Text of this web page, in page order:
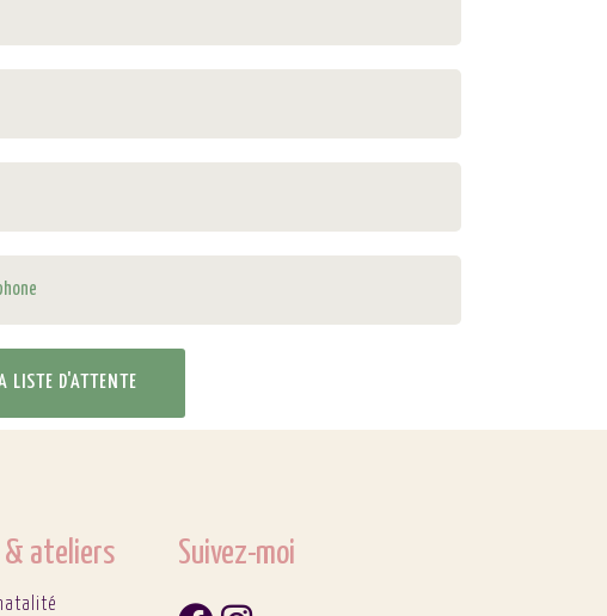
LISTE D'ATTENTE
& ateliers Suivez-moi